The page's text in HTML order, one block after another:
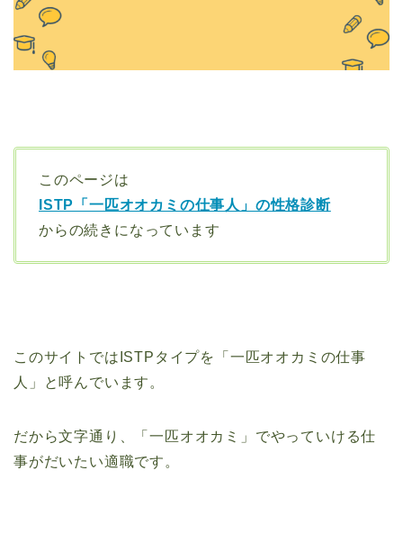
このページは
ISTP「一匹オオカミの仕事人」の性格診断
からの続きになっています
このサイトではISTPタイプを「一匹オオカミの仕事
人」と呼んでいます。
だから文字通り、「一匹オオカミ」でやっていける仕
事がだいたい適職です。